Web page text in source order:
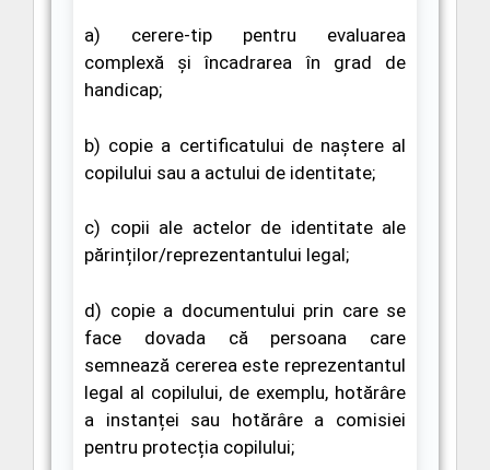
a) cerere-tip pentru evaluarea
complexă și încadrarea în grad de
handicap;
b) copie a certificatului de naștere al
copilului sau a actului de identitate;
c) copii ale actelor de identitate ale
părinților/reprezentantului legal;
d) copie a documentului prin care se
face dovada că persoana care
semnează cererea este reprezentantul
legal al copilului, de exemplu, hotărâre
a instanței sau hotărâre a comisiei
pentru protecția copilului;